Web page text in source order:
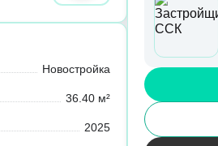
Новостройка
36.40 м²
2025